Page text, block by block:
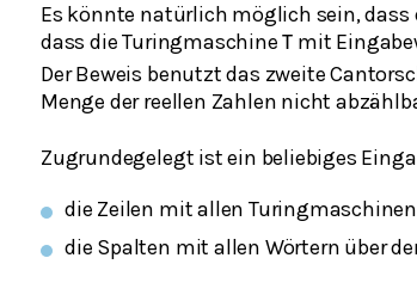
Es könnte natürlich möglich sein,
dass die TuringmaschineT mit
Der Beweis benutzt das zweite
Menge der reellen Zahlen nicht
Zugrundegelegt ist ein beliebiges
die Zeilen mit allen
die Spalten mit allen Wörtern über